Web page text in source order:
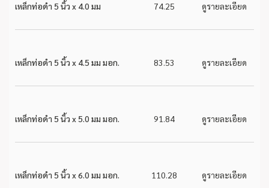
เหล็กท่อดำ 5 นิ้ว x 4.0 มม 74.25 ดูรายละเอียด
เหล็กท่อดำ 5 นิ้ว x 4.5 มม มอก. 83.53 ดูรายละเอียด
เหล็กท่อดำ 5 นิ้ว x 5.0 มม มอก. 91.84 ดูรายละเอียด
เหล็กท่อดำ 5 นิ้ว x 6.0 มม มอก. 110.28 ดูรายละเอียด